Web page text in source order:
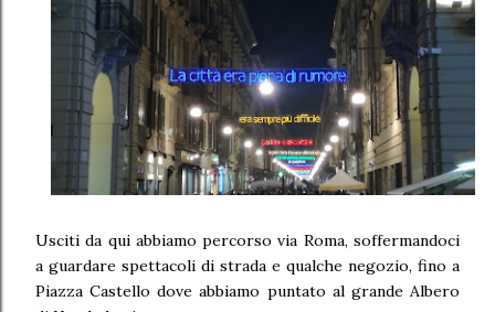
Usciti da qui abbiamo percorso via Roma, soffermandoci
a guardare spettacoli di strada e qualche negozio, fino a
Piazza Castello dove abbiamo puntato al grande Albero